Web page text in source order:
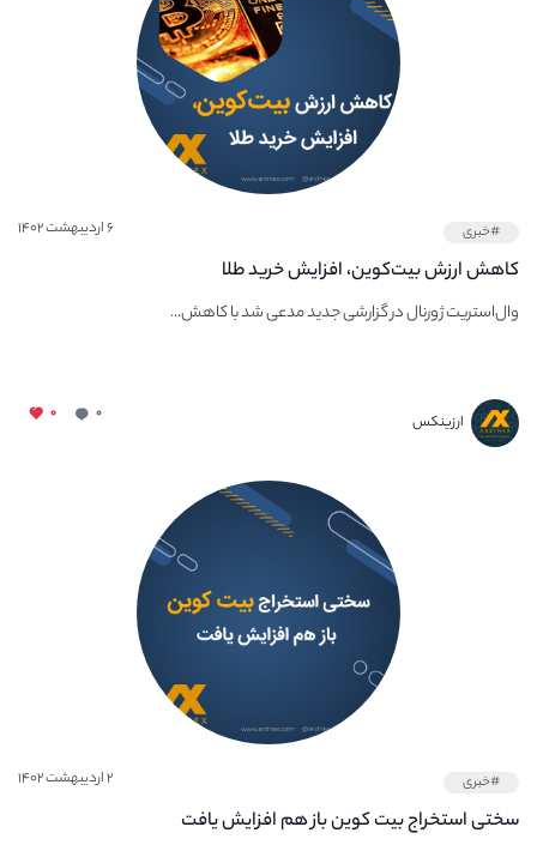
#خبری ۶ اردیبهشت ۱۴۰۲
کاهش ارزش بیت‌کوین، افزایش خرید طلا
وال‌استریت ژورنال در گزارشی جدید مدعی شد با کاهش...
ارزینکس ۰ ۰
#خبری ۲ اردیبهشت ۱۴۰۲
سختی استخراج بیت کوین باز هم افزایش یافت